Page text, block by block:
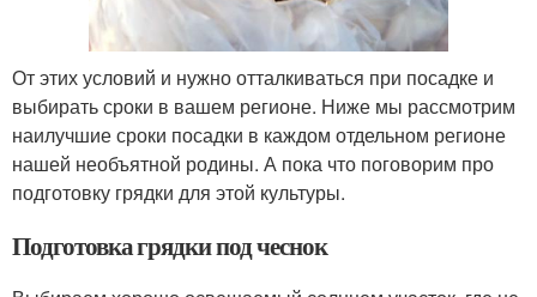
От этих условий и нужно отталкиваться при посадке и
выбирать сроки в вашем регионе. Ниже мы рассмотрим
наилучшие сроки посадки в каждом отдельном регионе
нашей необъятной родины. А пока что поговорим про
подготовку грядки для этой культуры.
Подготовка грядки под чеснок